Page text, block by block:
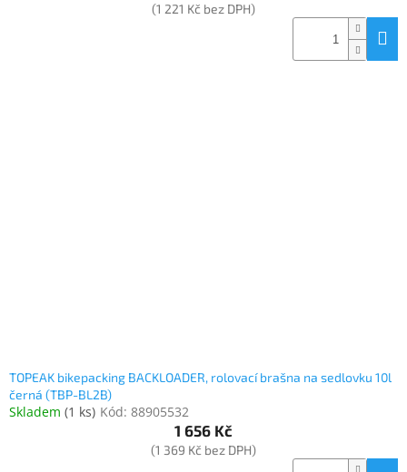
(1 221 Kč bez DPH)
TOPEAK bikepacking BACKLOADER, rolovací brašna na sedlovku 10l
černá (TBP-BL2B)
Skladem (1 ks) Kód: 88905532
1 656 Kč
(1 369 Kč bez DPH)